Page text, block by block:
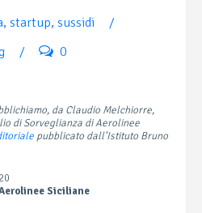
, startup, sussidi
/
/ 0
da Claudio Melchiorre,
di Sorveglianza di Aerolinee
pubblicato dall’Istituto Bruno
Siciliane